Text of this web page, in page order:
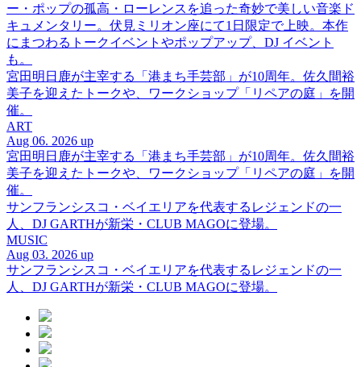
ー・ポップの孤高・ローレンスを追った奇妙で美しい音楽ド
キュメンタリー。伏見ミリオン座にて1日限定で上映。本作
にまつわるトークイベントやポップアップ、DJ イベント
も。
宮田明日鹿が主宰する「港まち手芸部」が10周年。佐久間裕
美子を迎えたトークや、ワークショップ「リペアの庭」を開
催。
ART
Aug 06. 2026 up
宮田明日鹿が主宰する「港まち手芸部」が10周年。佐久間裕
美子を迎えたトークや、ワークショップ「リペアの庭」を開
催。
サンフランシスコ・ベイエリアを代表するレジェンドの一
人、DJ GARTHが新栄・CLUB MAGOに登場。
MUSIC
Aug 03. 2026 up
サンフランシスコ・ベイエリアを代表するレジェンドの一
人、DJ GARTHが新栄・CLUB MAGOに登場。